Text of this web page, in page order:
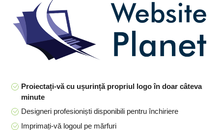
Proiectați-vă cu ușurință propriul logo în doar câteva
minute
Designeri profesioniști disponibili pentru închiriere
Imprimați-vă logoul pe mărfuri